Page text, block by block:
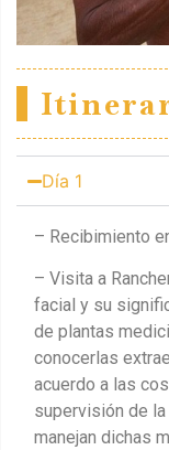
Día 1
– Recibimiento
– Visita a
facial y su
de plantas
conocerlas
acuerdo a las
supervisión de
manejan dichas